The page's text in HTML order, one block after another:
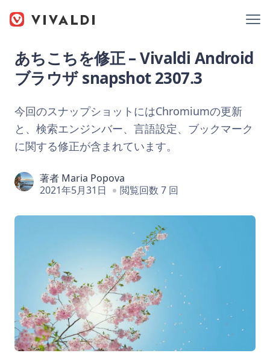
あちこちを修正 – Vivaldi Android
ブラウザ snapshot 2307.3
今回のスナップショットにはChromiumの更新
と、検索エンジンバー、言語設定、ブックマーク
に関する修正が含まれています。
著者 Maria Popova
2021年5月31日
閲覧回数 7 回